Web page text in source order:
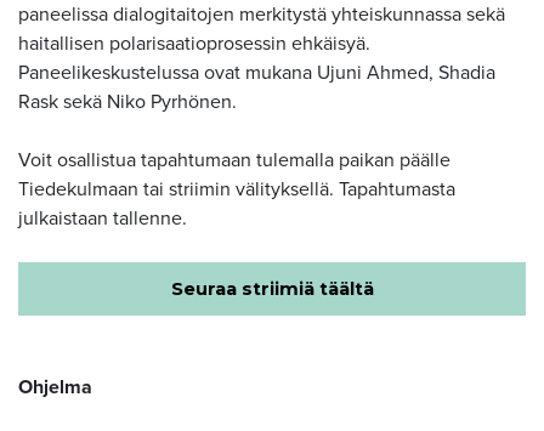
paneelissa dialogitaitojen merkitystä yhteiskunnassa sekä
haitallisen polarisaatioprosessin ehkäisyä.
Paneelikeskustelussa ovat mukana Ujuni Ahmed, Shadia
Rask sekä Niko Pyrhönen.
Voit osallistua tapahtumaan tulemalla paikan päälle
Tiedekulmaan tai striimin välityksellä. Tapahtumasta
julkaistaan tallenne.
Seuraa striimiä täältä
Ohjelma